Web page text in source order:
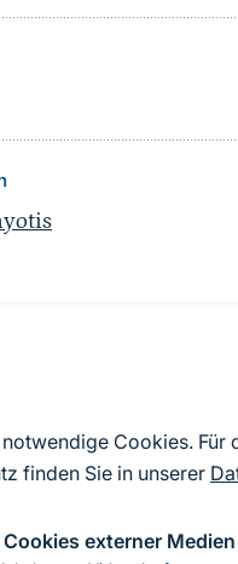
Cookies. Für
finden Sie in unserer
Cookies externer Medien
enthalten die